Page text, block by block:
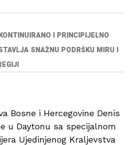
I PRINCIPIJELNO
SNAŽNU PODRŠKU MIRU I
Bosne i Hercegovine Denis
u Daytonu sa specijalnom
Ujedinjenog Kraljevstva